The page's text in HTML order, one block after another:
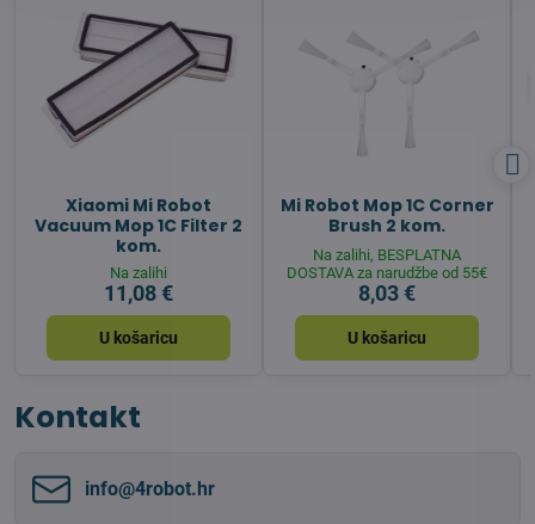
Xiaomi Mi Robot
Vacuum Mop 1C Filter 2
kom.
Na zalihi
11,08 €
U košaricu
Mi Robot Mop 1C Corner
Brush 2 kom.
Na zalihi, BESPLATNA
DOSTAVA za narudžbe od 55€
8,03 €
U košaricu
Kontakt
info​@4robot​.hr